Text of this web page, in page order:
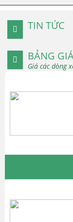
navigation
content
TIN TỨC
BẢNG
Giá các dòng